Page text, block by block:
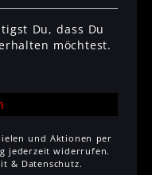
Du, dass Du
möchtest.
und Aktionen per
jederzeit widerrufen.
& Datenschutz.